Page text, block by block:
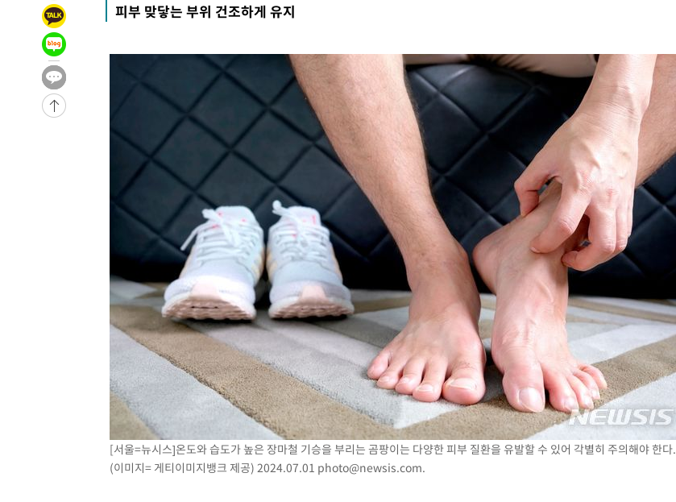
-15559초 전 >
여수 오동도 해상서 모터보트 전복…1명 사망·1명 실종
-11786초 전 >
주 날씨]
-8804초 전 >
축구협회 "압수수색·성접대 논란 사과…쇄신의 기회로 삼겠다"
-7321초 전 >
[속보]'압수수색·성접대 논란' 축구협회 "실망과 걱정 안겨드려 죄
송"
1시간 전 >
'최고 37도' 폭염 지속…강원동해안 최대 150㎜ 비
[속보]뉴욕증시 상승 마감…S&P 0.6% 나스닥 1.3%↑
피부 맞닿는 부위 건조하게 유지
[서울=뉴시스] 온도와 습도가 높은 장마철 기승을 부리는 곰팡이는 다양한 피부 질환을 유발할 수 있어 각별히 주의해야 한다.
(이미지= 게티이미지뱅크 제공) 2024.07.01 photo@newsis.com.